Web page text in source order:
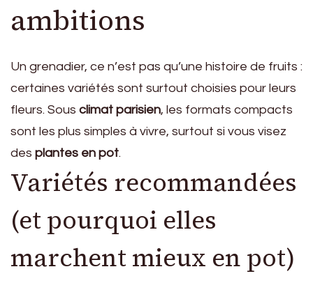
ambitions
Un grenadier, ce n’est pas qu’une histoire de fruits :
certaines variétés sont surtout choisies pour leurs
fleurs. Sous climat parisien, les formats compacts
sont les plus simples à vivre, surtout si vous visez
des plantes en pot.
Variétés recommandées
(et pourquoi elles
marchent mieux en pot)